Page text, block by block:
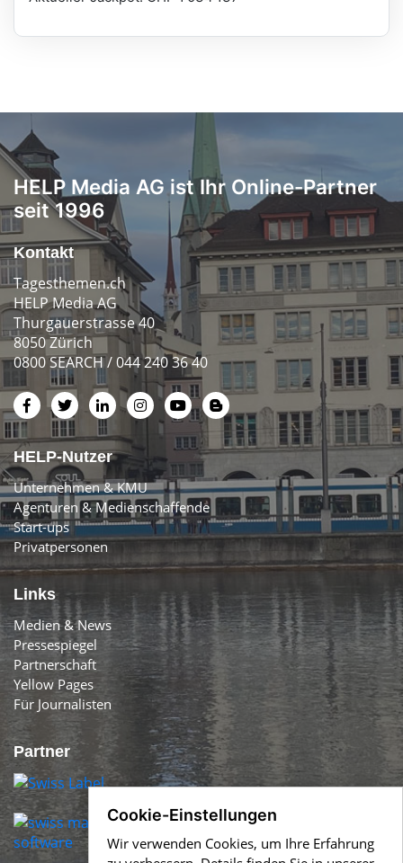
HELP Media AG ist Ihr Online-Partner
seit 1996
Kontakt
Tagesthemen.ch
HELP Media AG
Thurgauerstrasse 40
8050 Zürich
0800 SEARCH / 044 240 36 40
HELP-Nutzer
Unternehmen & KMU
Agenturen & Medienschaffende
Start-ups
Privatpersonen
Links
Medien & News
Pressespiegel
Partnerschaft
Yellow Pages
Für Journalisten
Partner
Cookie-Einstellungen
Wir verwenden Cookies, um Ihre Erfahrung